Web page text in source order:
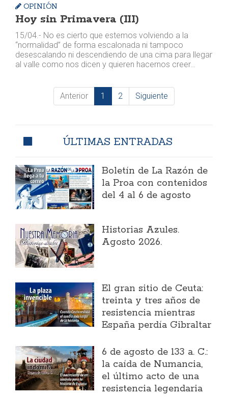
OPINIÓN
Hoy sin Primavera (III)
15/04.- No es cierto que estemos volviendo a la
“normalidad” de forma escalonada ni tampoco
desescalando ni descendiendo de una cima para llegar
al valle como nos dicen y quieren hacernos creer…
Anterior 1 2 Siguiente
ÚLTIMAS ENTRADAS
Boletín de La Razón de
la Proa con contenidos
del 4 al 6 de agosto
Historias Azules.
Agosto 2026.
El gran sitio de Ceuta:
treinta y tres años de
resistencia mientras
España perdía Gibraltar
6 de agosto de 133 a. C.:
la caída de Numancia,
el último acto de una
resistencia legendaria